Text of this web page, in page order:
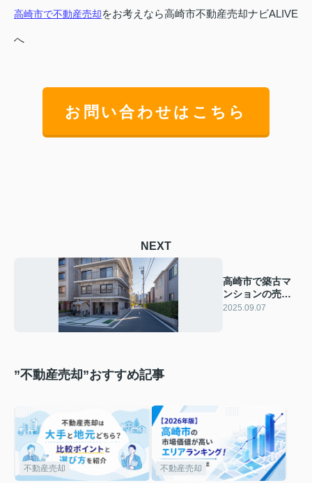
高崎市で不動産売却をお考えなら高崎市不動産売却ナビALIVE
へ
お問い合わせはこちら
NEXT
高崎市で築古マ
ンションの売却
術は？不動産売
2025.09.07
”不動産売却”おすすめ記事
不動産売却 不動産売却